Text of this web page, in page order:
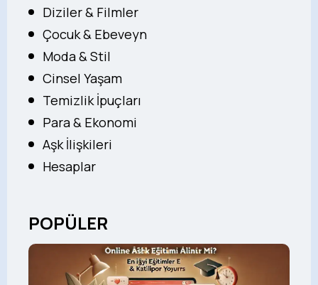
Diziler & Filmler
Çocuk & Ebeveyn
Moda & Stil
Cinsel Yaşam
Temizlik İpuçları
Para & Ekonomi
Aşk İlişkileri
Hesaplar
POPÜLER